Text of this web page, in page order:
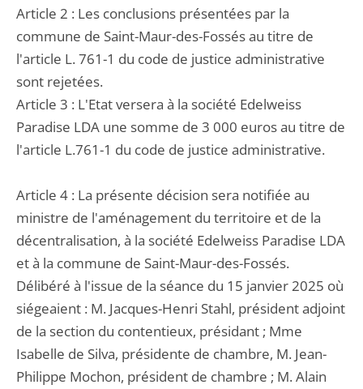
Article 2 : Les conclusions présentées par la
commune de Saint-Maur-des-Fossés au titre de
l'article L. 761-1 du code de justice administrative
sont rejetées.
Article 3 : L'Etat versera à la société Edelweiss
Paradise LDA une somme de 3 000 euros au titre de
l'article L.761-1 du code de justice administrative.
Article 4 : La présente décision sera notifiée au
ministre de l'aménagement du territoire et de la
décentralisation, à la société Edelweiss Paradise LDA
et à la commune de Saint-Maur-des-Fossés.
Délibéré à l'issue de la séance du 15 janvier 2025 où
siégeaient : M. Jacques-Henri Stahl, président adjoint
de la section du contentieux, présidant ; Mme
Isabelle de Silva, présidente de chambre, M. Jean-
Philippe Mochon, président de chambre ; M. Alain